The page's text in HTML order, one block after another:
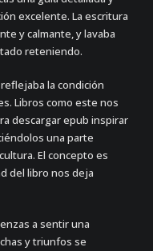
excelente. La escritura
y calmante, y lavaba
reteniendo.
la condición
Libros como este nos
descargar epub inspirar
una parte
El concepto es
del libro nos deja
a sentir una
y triunfos se